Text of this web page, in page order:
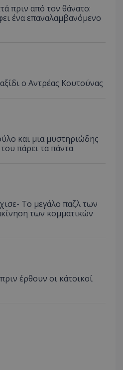
πριν από τον θάνατο:
ένα επαναλαμβανόμενο
ο Αντρέας Κουτούνας
και μια μυστηριώδης
πάρει τα πάντα
Το μεγάλο παζλ των
των κομματικών
έρθουν οι κάτοικοί